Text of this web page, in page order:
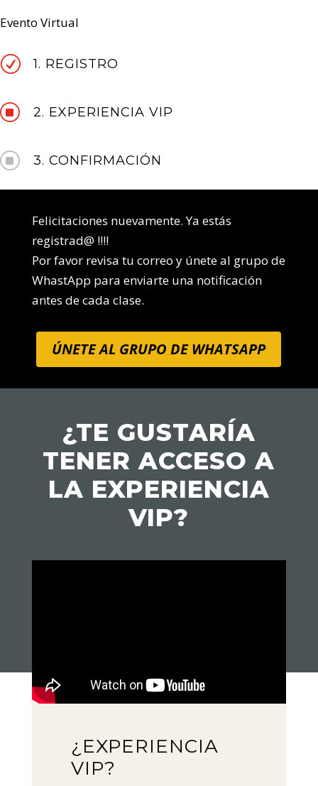
Evento Virtual
R 1. REGISTRO
] 2. EXPERIENCIA VIP
] 3. CONFIRMACIÓN
Felicitaciones nuevamente. Ya estás
registrad@ !!!!
Por favor revisa tu correo y únete al grupo de
WhastApp para enviarte una notificación
antes de cada clase.
ÚNETE AL GRUPO DE WHATSAPP
¿TE GUSTARÍA
TENER ACCESO A
LA EXPERIENCIA
VIP?
¿EXPERIENCIA
VIP?